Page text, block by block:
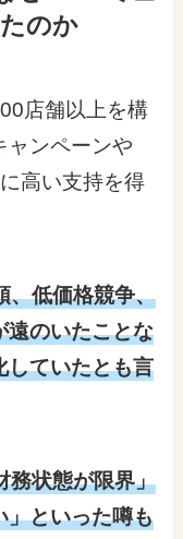
のか
店舗以上を構
ャンペーンや
高い支持を得
、低価格競争、
遠のいたことな
していたとも言
務状態が限界」
」といった噂も